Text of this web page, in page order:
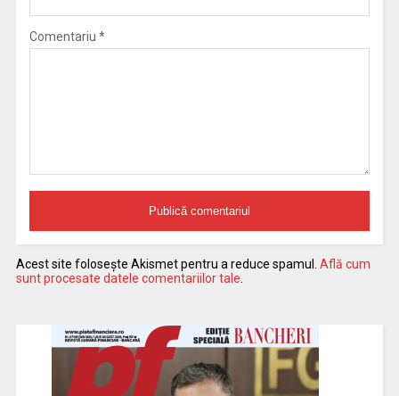
Comentariu *
Acest site folosește Akismet pentru a reduce spamul. Află cum
sunt procesate datele comentariilor tale